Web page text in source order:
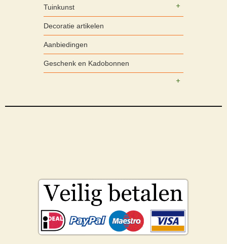
Tuinkunst
Decoratie artikelen
Aanbiedingen
Geschenk en Kadobonnen